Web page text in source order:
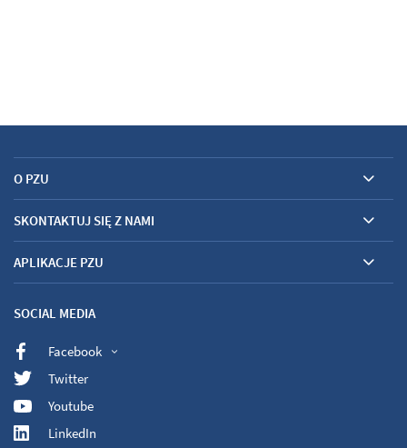
O PZU
SKONTAKTUJ SIĘ Z NAMI
APLIKACJE PZU
SOCIAL MEDIA
Facebook
Twitter
Youtube
LinkedIn